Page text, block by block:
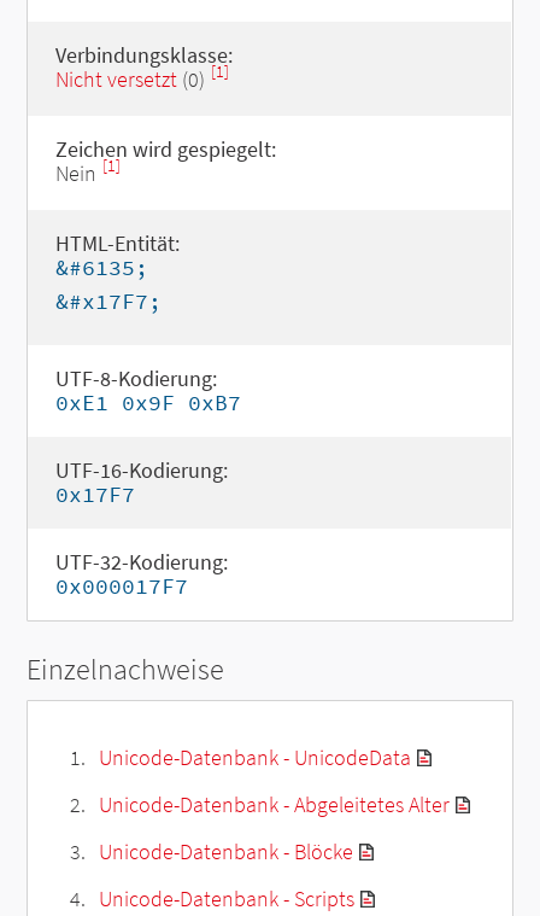
Verbindungsklasse:
Nicht versetzt(0) [1]
Zeichen wird gespiegelt:
Nein [1]
HTML-Entität:
&#6135;
&#x17F7;
UTF-8-Kodierung:
0xE1 0x9F 0xB7
UTF-16-Kodierung:
0x17F7
UTF-32-Kodierung:
0x000017F7
Einzelnachweise
Unicode-Datenbank - UnicodeData
Unicode-Datenbank - Abgeleitetes Alter
Unicode-Datenbank - Blöcke
Unicode-Datenbank - Scripts